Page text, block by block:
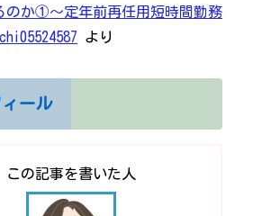
のか①～定年前再任用短時間勤務
より
ール
この記事を書いた人